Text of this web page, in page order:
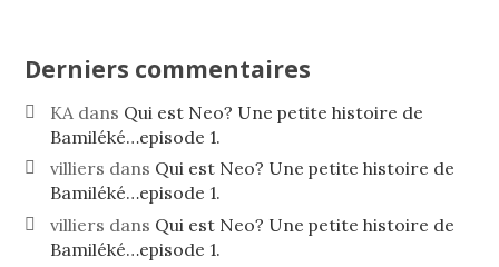
Derniers commentaires
KA dans Qui est Neo? Une petite histoire de
Bamiléké…episode 1.
villiers dans Qui est Neo? Une petite histoire de
Bamiléké…episode 1.
villiers dans Qui est Neo? Une petite histoire de
Bamiléké…episode 1.